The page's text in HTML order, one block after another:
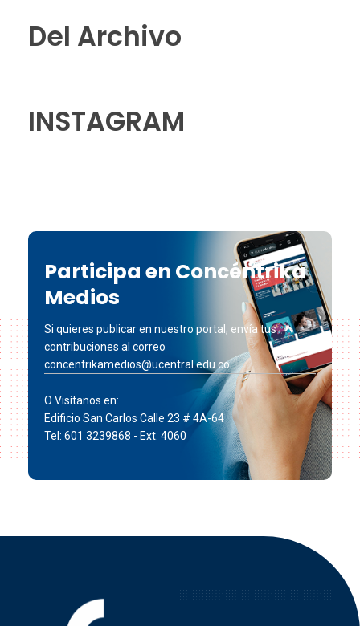
Del Archivo
INSTAGRAM
Participa en Concéntrika
Medios
Si quieres publicar en nuestro portal, envía tus
contribuciones al correo
concentrikamedios@ucentral.edu.co
O Visítanos en:
Edificio San Carlos Calle 23 # 4A-64
Tel: 601 3239868 - Ext. 4060